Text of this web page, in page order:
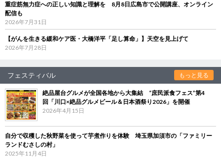
重症筋無力症への正しい知識と理解を 8月8日広島市で公開講座、オンライン
配信も
2026年7月31日
【がんを生きる緩和ケア医・大橋洋平「足し算命」】天空を見上げて
2026年7月28日
フェスティバル もっと見る
絶品屋台グルメが全国各地から大集結 “庶民派食フェス”第4
回「川口×絶品グルメビール＆日本酒祭り2026」を開催
2026年4月15日
自分で収穫した秋野菜を使って芋煮作りを体験 埼玉県加須市の「ファミリー
ランドむさしの村」
2025年11月4日